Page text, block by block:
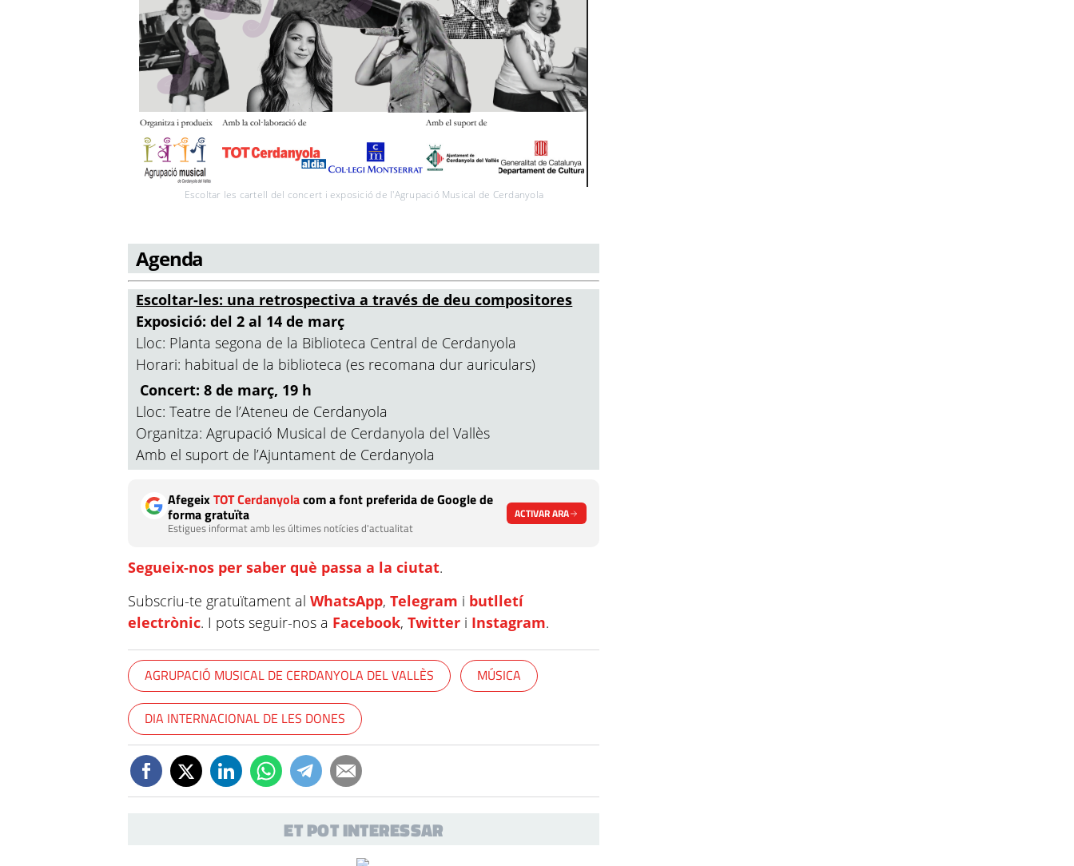
Escoltar les cartell del concert i exposició de l'Agrupació Musical de Cerdanyola
Agenda
Escoltar-les: una retrospectiva a través de deu compositores
Exposició: del 2 al 14 de març
Lloc: Planta segona de la Biblioteca Central de Cerdanyola
Horari: habitual de la biblioteca (es recomana dur auriculars)
Concert: 8 de març, 19 h
Lloc: Teatre de l’Ateneu de Cerdanyola
Organitza: Agrupació Musical de Cerdanyola del Vallès
Amb el suport de l’Ajuntament de Cerdanyola
AfegeixTOT Cerdanyolacom a font preferida de Google de
forma gratuïta
Estigues informat amb les últimes notícies d'actualitat
ACTIVAR ARA
Segueix-nos per saber què passa a la ciutat.
Subscriu-te gratuïtament alWhatsApp,Telegram i butlletí
electrònic. I pots seguir-nos a Facebook,Twitter i Instagram.
AGRUPACIÓ MUSICAL DE CERDANYOLA DEL VALLÈS MÚSICA
DIA INTERNACIONAL DE LES DONES
ET POT INTERESSAR